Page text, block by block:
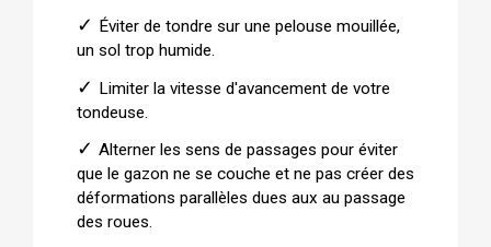
✓ Éviter de tondre sur une pelouse mouillée,
un sol trop humide.
✓ Limiter la vitesse d'avancement de votre
tondeuse.
✓ Alterner les sens de passages pour éviter
que le gazon ne se couche et ne pas créer des
déformations parallèles dues aux au passage
des roues.